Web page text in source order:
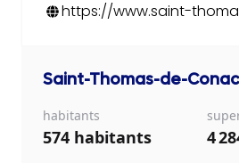
https://www.saint-
Saint-Thomas-de-Conac
habitants
574 habitants 4